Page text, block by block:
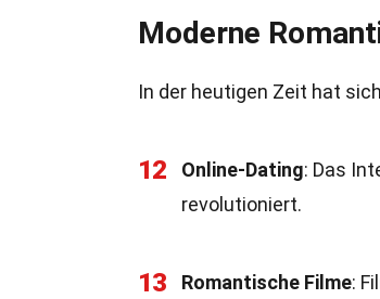
Moderne
In der heutigen Zeit hat
12 Online-Dating: Das
revolutioniert.
13 Romantische Filme: